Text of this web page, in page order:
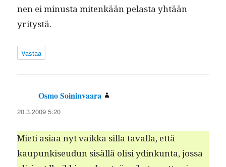
nen ei minus­ta mitenkään pelas­ta yhtään
yritystä.
Vastaa
Osmo Soininvaara
20.3.2009 5:20
Mieti asi­aa nyt vaik­ka sil­la taval­la, että
kaupunkiseudun sisäl­lä olisi ydinkun­ta, jos­sa